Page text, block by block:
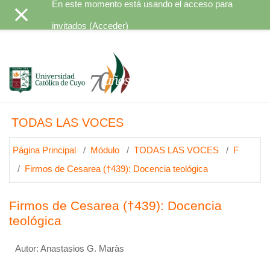
Salta al contenido principal
En este momento está usando el acceso para
invitados (Acceder)
TODAS LAS VOCES
Página Principal Módulo TODAS LAS VOCES
F
Firmos de Cesarea (†439): Docencia teológica
Firmos de Cesarea (†439): Docencia
teológica
Autor: Anastasios G. Maràs